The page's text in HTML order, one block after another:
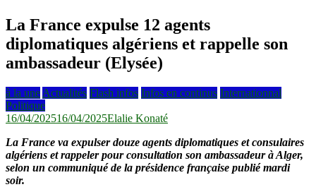
La France expulse 12 agents
diplomatiques algériens et rappelle son
ambassadeur (Elysée)
à la une Actualités Flash infos Infos en continus Internationnal
Politique
16/04/202516/04/2025Elalie Konaté
La France va expulser douze agents diplomatiques et consulaires
algériens et rappeler pour consultation son ambassadeur à Alger,
selon un communiqué de la présidence française publié mardi
soir.